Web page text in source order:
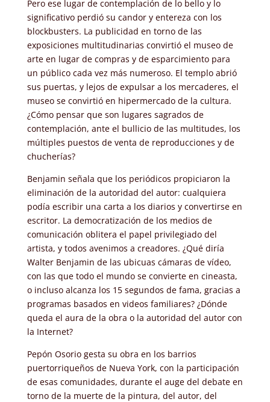
Pero ese lugar de contemplación de lo bello y lo
significativo perdió su candor y entereza con los
blockbusters. La publicidad en torno de las
exposiciones multitudinarias convirtió el museo de
arte en lugar de compras y de esparcimiento para
un público cada vez más numeroso. El templo abrió
sus puertas, y lejos de expulsar a los mercaderes, el
museo se convirtió en hipermercado de la cultura.
¿Cómo pensar que son lugares sagrados de
contemplación, ante el bullicio de las multitudes, los
múltiples puestos de venta de reproducciones y de
chucherías?
Benjamin señala que los periódicos propiciaron la
eliminación de la autoridad del autor: cualquiera
podía escribir una carta a los diarios y convertirse en
escritor. La democratización de los medios de
comunicación oblitera el papel privilegiado del
artista, y todos avenimos a creadores. ¿Qué diría
Walter Benjamin de las ubicuas cámaras de vídeo,
con las que todo el mundo se convierte en cineasta,
o incluso alcanza los 15 segundos de fama, gracias a
programas basados en videos familiares? ¿Dónde
queda el aura de la obra o la autoridad del autor con
la Internet?
Pepón Osorio gesta su obra en los barrios
puertorriqueños de Nueva York, con la participación
de esas comunidades, durante el auge del debate en
torno de la muerte de la pintura, del autor, del